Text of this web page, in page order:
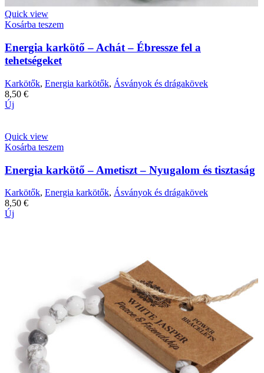
Quick view
Kosárba teszem
Energia karkötő – Achát – Ébressze fel a
tehetségeket
Karkötők, Energia karkötők, Ásványok és drágakövek
8,50 €
Új
Quick view
Kosárba teszem
Energia karkötő – Ametiszt – Nyugalom és tisztaság
Karkötők, Energia karkötők, Ásványok és drágakövek
8,50 €
Új